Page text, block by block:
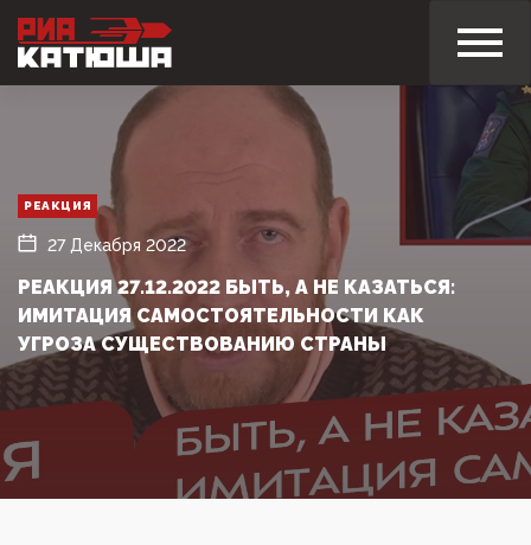
РЕАКЦИЯ
27 Декабря 2022
РЕАКЦИЯ 27.12.2022 БЫТЬ, А НЕ КАЗАТЬСЯ:
ИМИТАЦИЯ САМОСТОЯТЕЛЬНОСТИ КАК
УГРОЗА СУЩЕСТВОВАНИЮ СТРАНЫ